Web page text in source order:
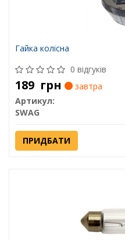
Гайка колісна
0 відгуків
189 грн
завтра
Артикул:
SWAG
ПРИДБАТИ